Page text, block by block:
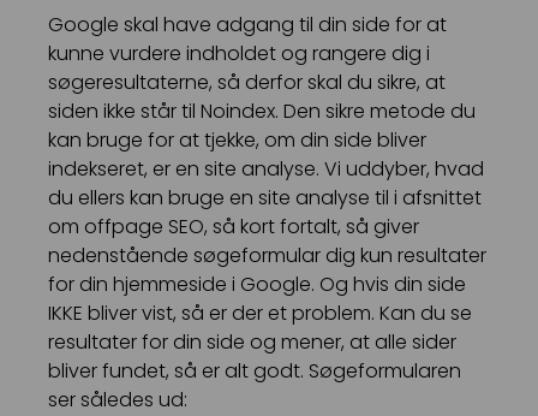
Google skal have adgang til din side for at
kunne vurdere indholdet og rangere dig i
søgeresultaterne, så derfor skal du sikre, at
siden ikke står til Noindex. Den sikre metode du
kan bruge for at tjekke, om din side bliver
indekseret, er en site analyse. Vi uddyber, hvad
du ellers kan bruge en site analyse til i afsnittet
om offpage SEO, så kort fortalt, så giver
nedenstående søgeformular dig kun resultater
for din hjemmeside i Google. Og hvis din side
IKKE bliver vist, så er der et problem. Kan du se
resultater for din side og mener, at alle sider
bliver fundet, så er alt godt. Søgeformularen
ser således ud: